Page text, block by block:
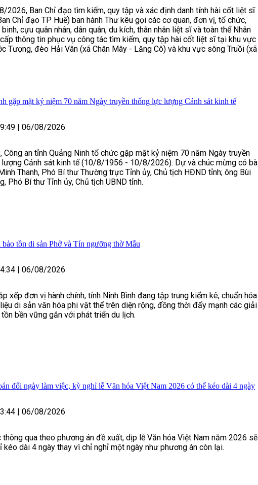
2026, Ban Chỉ đạo tìm kiếm, quy tập và xác định danh tính hài cốt liệt sĩ
Chỉ đạo TP Huế) ban hành Thư kêu gọi các cơ quan, đơn vị, tổ chức,
cựu quân nhân, dân quân, du kích, thân nhân liệt sĩ và toàn thể Nhân
thông tin phục vụ công tác tìm kiếm, quy tập hài cốt liệt sĩ tại khu vực
Tượng, đèo Hải Vân (xã Chân Mây - Lăng Cô) và khu vực sông Truồi (xã
gặp mặt kỷ niệm 70 năm Ngày truyền thống lực lượng Cảnh sát kinh tế
| 06/08/2026
Công an tỉnh Quảng Ninh tổ chức gặp mặt kỷ niệm 70 năm Ngày truyền
Cảnh sát kinh tế (10/8/1956 - 10/8/2026). Dự và chúc mừng có bà
Thanh, Phó Bí thư Thường trực Tỉnh ủy, Chủ tịch HĐND tỉnh; ông Bùi
Phó Bí thư Tỉnh ủy, Chủ tịch UBND tỉnh.
tồn di sản Phở và Tín ngưỡng thờ Mẫu
| 06/08/2026
xếp đơn vị hành chính, tỉnh Ninh Bình đang tập trung kiểm kê, chuẩn hóa
di sản văn hóa phi vật thể trên diện rộng, đồng thời đẩy mạnh các giải
bền vững gắn với phát triển du lịch.
đổi ngày làm việc, kỳ nghỉ lễ Văn hóa Việt Nam 2026 có thể kéo dài 4 ngày
06/08/2026
thông qua theo phương án đề xuất, dịp lễ Văn hóa Việt Nam năm 2026 sẽ
kéo dài 4 ngày thay vì chỉ nghỉ một ngày như phương án còn lại.